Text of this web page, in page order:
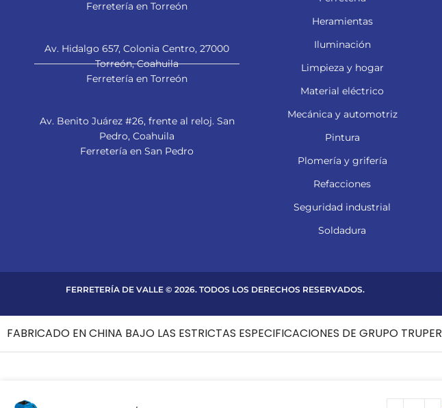
Ferretería en Torreón
Av. Hidalgo 657, Colonia Centro, 27000
Torreón, Coahuila
Ferretería en Torreón
Av. Benito Juárez #26, frente al reloj. San
Pedro, Coahuila
Ferretería en San Pedro
Heramientas
Iluminación
Limpieza y hogar
Material eléctrico
Mecánica y automotriz
Pintura
Plomería y grifería
Refacciones
Seguridad industrial
Soldadura
FERRETERÍA DE VALLE © 2026. TODOS LOS DERECHOS RESERVADOS.
FABRICADO EN CHINA BAJO LAS ESTRICTAS ESPECIFICACIONES DE GRUPO TRUPER